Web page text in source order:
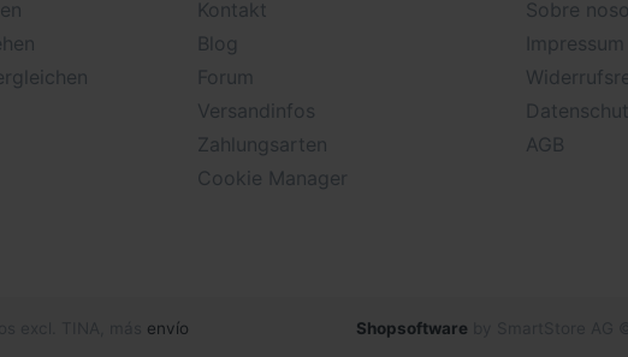
Kontakt
Blog
Forum
Versandinfos
Zahlungsarten
Cookie Manager
Sobre
Impressum
AGB
envío Shopsoftware